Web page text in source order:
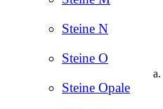
Steine N
Steine O
Steine Opale